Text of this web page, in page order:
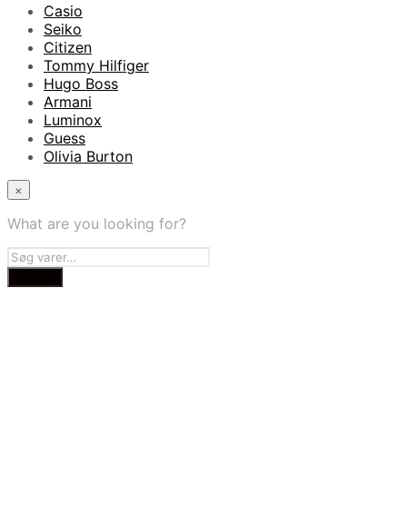
Casio
Seiko
Citizen
Tommy Hilfiger
Hugo Boss
Armani
Luminox
Guess
Olivia Burton
×
What are you looking for?